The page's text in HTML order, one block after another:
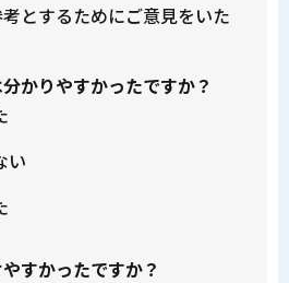
とするためにご意見をいた
かりやすかったですか？
い
すかったですか？